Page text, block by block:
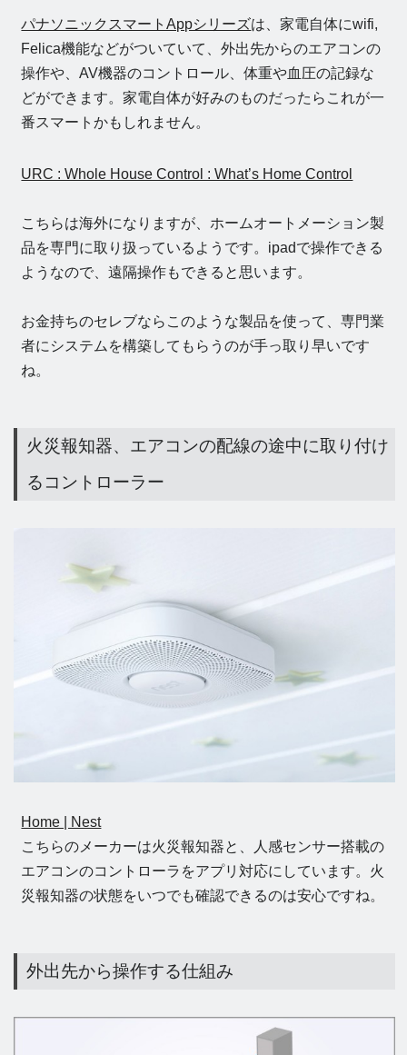
パナソニックスマートAppシリーズは、家電自体にwifi,
Felica機能などがついていて、外出先からのエアコンの
操作や、AV機器のコントロール、体重や血圧の記録な
どができます。家電自体が好みのものだったらこれが一
番スマートかもしれません。
URC : Whole House Control : What’s Home Control
こちらは海外になりますが、ホームオートメーション製
品を専門に取り扱っているようです。ipadで操作できる
ようなので、遠隔操作もできると思います。
お金持ちのセレブならこのような製品を使って、専門業
者にシステムを構築してもらうのが手っ取り早いです
ね。
火災報知器、エアコンの配線の途中に取り付け
るコントローラー
Home | Nest
こちらのメーカーは火災報知器と、人感センサー搭載の
エアコンのコントローラをアプリ対応にしています。火
災報知器の状態をいつでも確認できるのは安心ですね。
外出先から操作する仕組み